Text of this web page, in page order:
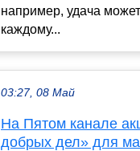
например, удача
каждому...
03:27, 08 Май
На Пятом канале
добрых дел» для